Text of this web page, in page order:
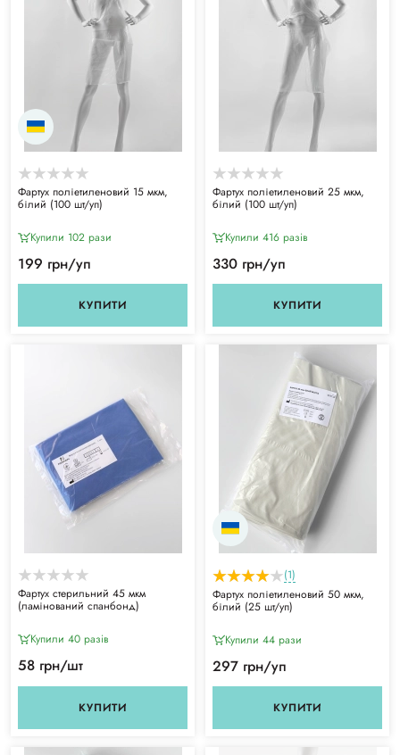
Фартух поліетиленовий 15 мкм,
білий (100 шт/уп)
Купили 102 рази
199 грн/уп
КУПИТИ
Фартух поліетиленовий 25 мкм,
білий (100 шт/уп)
Купили 416 разiв
330 грн/уп
КУПИТИ
Фартух стерильний 45 мкм
(ламінований спанбонд)
Купили 40 разiв
58 грн/шт
КУПИТИ
(1)
Фартух поліетиленовий 50 мкм,
білий (25 шт/уп)
Купили 44 рази
297 грн/уп
КУПИТИ